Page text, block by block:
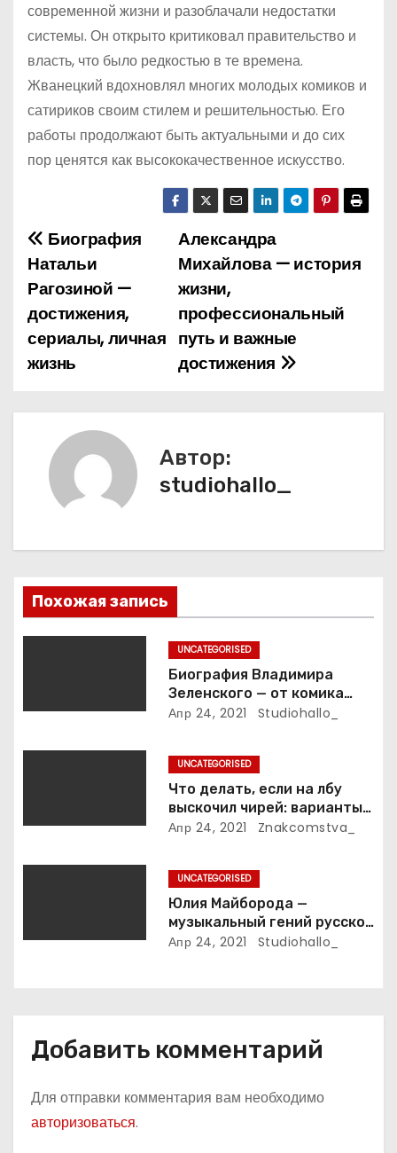
современной жизни и разоблачали недостатки
системы. Он открыто критиковал правительство и
власть, что было редкостью в те времена.
Жванецкий вдохновлял многих молодых комиков и
сатириков своим стилем и решительностью. Его
работы продолжают быть актуальными и до сих
пор ценятся как высококачественное искусство.
Н
а
в
и
я
п
о
Александра
Михайлова — история
жизни,
профессиональный
путь и важные
достижения
Биография
Натальи
Рагозиной —
достижения,
сериалы, личная
жизнь
Автор:
studiohallo_
Похожая запись
UNCATEGORISED
Биография Владимира
Зеленского — от комика
студии «Квартал 95» до
личная жизнь
Апр 24, 2021 Studiohallo_
UNCATEGORISED
Что делать, если на лбу
выскочил чирей: варианты
лечения
Апр 24, 2021 Znakcomstva_
UNCATEGORISED
Юлия Майборода —
музыкальный гений русской
эстрады и победительница
Апр 24, 2021 Studiohallo_
Добавить комментарий
Для отправки комментария вам необходимо
авторизоваться.